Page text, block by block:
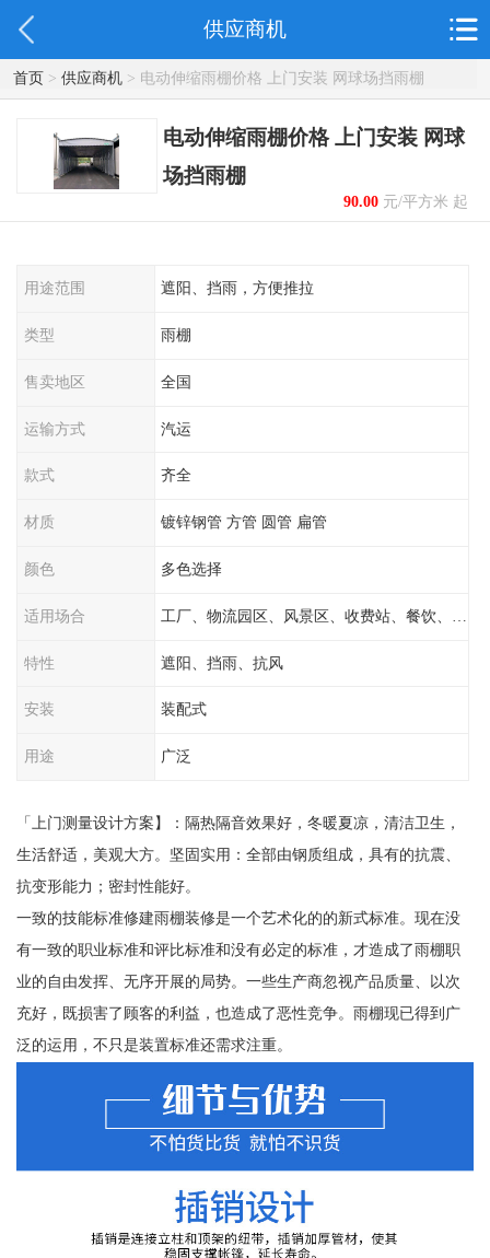
供应商机
首页> 供应商机> 电动伸缩雨棚价格 上门安装 网球场挡雨棚
电动伸缩雨棚价格 上门安装 网球
场挡雨棚
90.00元/平方米 起
用途范围 遮阳、挡雨，方便推拉
类型 雨棚
售卖地区 全国
运输方式 汽运
款式 齐全
材质 镀锌钢管 方管 圆管 扁管
颜色 多色选择
适用场合
特性 遮阳、挡雨、抗风
安装 装配式
用途 广泛
「上门测量设计方案】：隔热隔音效果好，冬暖夏凉，清洁卫生，
生活舒适，美观大方。坚固实用：全部由钢质组成，具有的抗震、
抗变形能力；密封性能好。
一致的技能标准修建雨棚装修是一个艺术化的的新式标准。现在没
有一致的职业标准和评比标准和没有必定的标准，才造成了雨棚职
业的自由发挥、无序开展的局势。一些生产商忽视产品质量、以次
充好，既损害了顾客的利益，也造成了恶性竞争。雨棚现已得到广
泛的运用，不只是装置标准还需求注重。